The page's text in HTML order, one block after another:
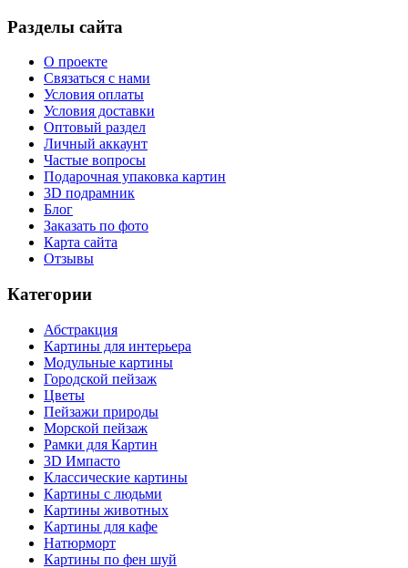
Разделы сайта
О проекте
Связаться с нами
Условия оплаты
Условия доставки
Оптовый раздел
Личный аккаунт
Частые вопросы
Подарочная упаковка картин
3D подрамник
Блог
Заказать по фото
Карта сайта
Отзывы
Категории
Абстракция
Картины для интерьера
Модульные картины
Городской пейзаж
Цветы
Пейзажи природы
Морской пейзаж
Рамки для Картин
3D Импасто
Классические картины
Картины с людьми
Картины животных
Картины для кафе
Натюрморт
Картины по фен шуй